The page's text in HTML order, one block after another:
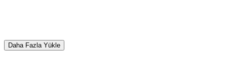
Daha Fazla Yükle